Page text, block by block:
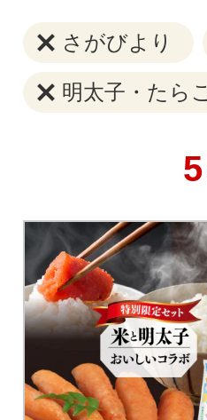
さがびより
明太子・たらこ
5